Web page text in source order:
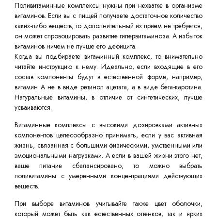
Поливитаминные комплексы нужны при нехватке в организме
витаминов. Если вы с пищей получаете достаточное количество
каких-либо веществ, то дополнительный их приём не требуется,
он может спровоцировать развитие гипервитаминоза. А избыток
витаминов ничем не лучше его дефицита.
Когда вы подбираете витаминный комплекс, то внимательно
читайте инструкцию к нему. Идеально, если входящие в его
состав компоненты будут в естественной форме, например,
витамин А не в виде ретинол ацетата, а в виде бета-каротина.
Натуральные витамины, в отличие от синтетических, лучше
усваиваются.
Витаминные комплексы с высокими дозировками активных
компонентов целесообразно принимать, если у вас активная
жизнь, связанная с большими физическими, умственными или
эмоциональными нагрузками. А если в вашей жизни этого нет,
ваше питание сбалансировано, то можно выбрать
поливитамины с умеренными концентрациями действующих
веществ.
При выборе витаминов учитывайте также цвет оболочки,
который может быть как естественных оттенков, так и ярких